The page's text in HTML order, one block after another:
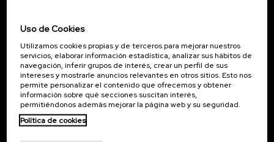
Formación
Sociedad
nanoPeople
Servicios externos
Publicaciones
Uso de Cookies
Utilizamos cookies propias y de terceros para mejorar nuestros
servicios, elaborar información estadística, analizar sus hábitos de
navegación, inferir grupos de interés, crear un perfil de sus
intereses y mostrarle anuncios relevantes en otros sitios. Esto nos
permite personalizar el contenido que ofrecemos y obtener
información sobre qué secciones suscitan interés,
permitiéndonos además mejorar la página web y su seguridad.
Política de cookies